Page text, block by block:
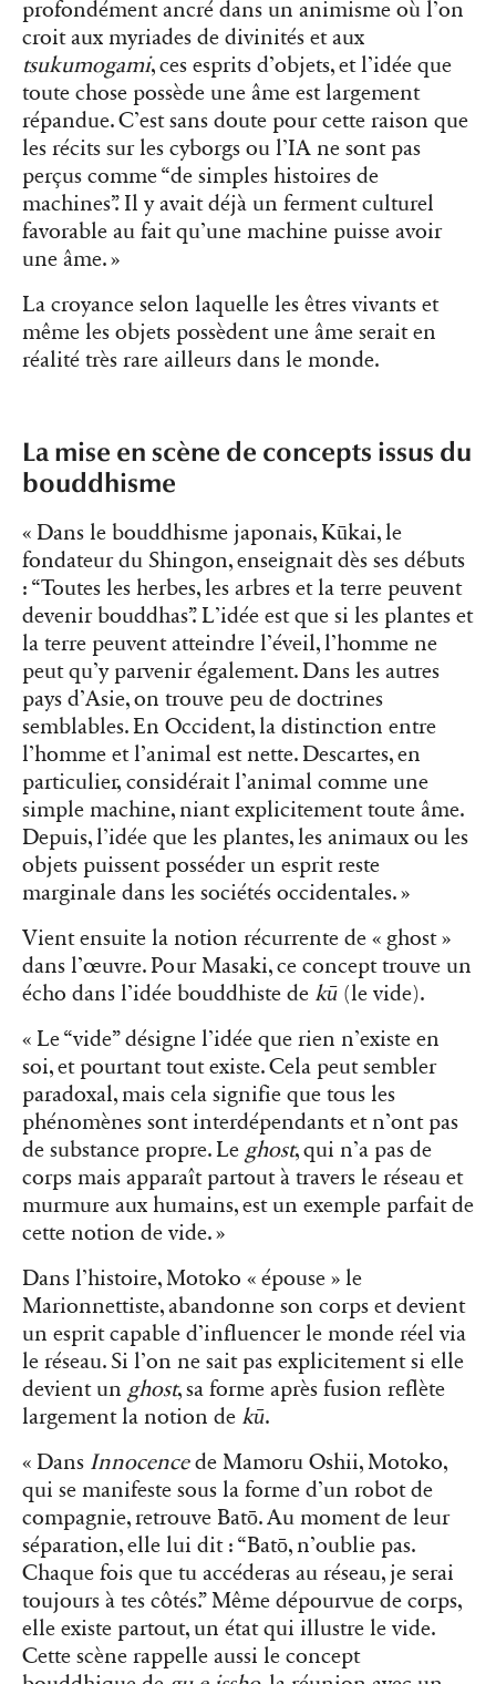
profondément ancré dans un animisme où l’on
croit aux myriades de divinités et aux
tsukumogami, ces esprits d’objets, et l’idée que
toute chose possède une âme est largement
répandue. C’est sans doute pour cette raison que
les récits sur les cyborgs ou l’IA ne sont pas
perçus comme “de simples histoires de
machines”. Il y avait déjà un ferment culturel
favorable au fait qu’une machine puisse avoir
une âme. »
La croyance selon laquelle les êtres vivants et
même les objets possèdent une âme serait en
réalité très rare ailleurs dans le monde.
La mise en scène de concepts issus du
bouddhisme
« Dans le bouddhisme japonais, Kūkai, le
fondateur du Shingon, enseignait dès ses débuts
: “Toutes les herbes, les arbres et la terre peuvent
devenir bouddhas”. L’idée est que si les plantes et
la terre peuvent atteindre l’éveil, l’homme ne
peut qu’y parvenir également. Dans les autres
pays d’Asie, on trouve peu de doctrines
semblables. En Occident, la distinction entre
l’homme et l’animal est nette. Descartes, en
particulier, considérait l’animal comme une
simple machine, niant explicitement toute âme.
Depuis, l’idée que les plantes, les animaux ou les
objets puissent posséder un esprit reste
marginale dans les sociétés occidentales. »
Vient ensuite la notion récurrente de « ghost »
dans l’œuvre. Pour Masaki, ce concept trouve un
écho dans l’idée bouddhiste de kū (le vide).
« Le “vide” désigne l’idée que rien n’existe en
soi, et pourtant tout existe. Cela peut sembler
paradoxal, mais cela signifie que tous les
phénomènes sont interdépendants et n’ont pas
de substance propre. Le ghost, qui n’a pas de
corps mais apparaît partout à travers le réseau et
murmure aux humains, est un exemple parfait de
cette notion de vide. »
Dans l’histoire, Motoko « épouse » le
Marionnettiste, abandonne son corps et devient
un esprit capable d’influencer le monde réel via
le réseau. Si l’on ne sait pas explicitement si elle
devient un ghost, sa forme après fusion reflète
largement la notion de kū.
« Dans Innocencede Mamoru Oshii, Motoko,
qui se manifeste sous la forme d’un robot de
compagnie, retrouve Batō. Au moment de leur
séparation, elle lui dit : “Batō, n’oublie pas.
Chaque fois que tu accéderas au réseau, je serai
toujours à tes côtés.” Même dépourvue de corps,
elle existe partout, un état qui illustre le vide.
Cette scène rappelle aussi le concept